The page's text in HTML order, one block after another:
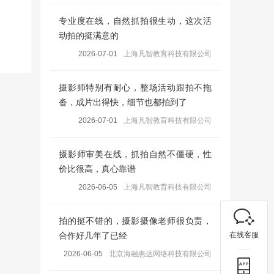
专业度在线，自然抓拍很生动，这次活
动拍的挺满意的
2026-07-01 上海凡智教育科技有限公司
摄影师特别有耐心，整场活动跟拍不拖
沓，成片出得快，细节也都拍到了
2026-07-01 上海凡智教育科技有限公司
摄影师审美在线，抓拍自然不僵硬，性
价比很高，真心靠谱
2026-06-05 上海凡智教育科技有限公司
拍的挺不错的，摄影摄像老师很负责，
合作好几年了已经
2026-06-05 北京海融惠达网络科技有限公司
在线客服